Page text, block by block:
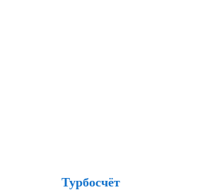
Турбосчёт